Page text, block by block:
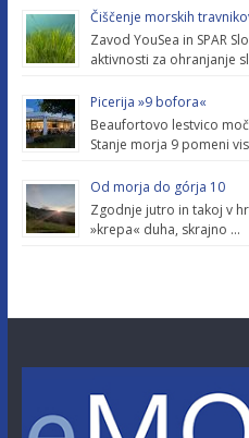
Čiščenje morskih
Zavod YouSea in SPAR
aktivnosti za ohranjanje
Picerija »9 bofora«
Beaufortovo lestvico
Stanje morja 9 pomeni
Od morja do górja 10
Zgodnje jutro in takoj v
»krepa« duha, skrajno …